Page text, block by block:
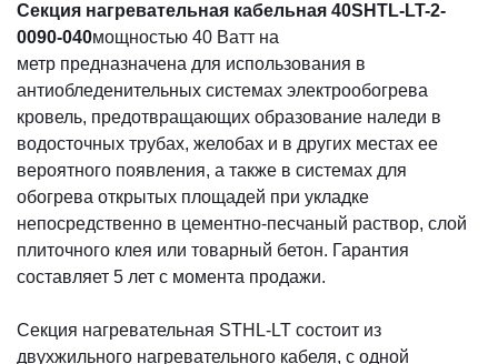
Секция нагревательная кабельная 40SHTL-LT-2-
0090-040мощностью 40 Ватт на
метр предназначена для использования в
антиобледенительных системах электрообогрева
кровель, предотвращающих образование наледи в
водосточных трубах, желобах и в других местах ее
вероятного появления, а также в системах для
обогрева открытых площадей при укладке
непосредственно в цементно-песчаный раствор, слой
плиточного клея или товарный бетон. Гарантия
составляет 5 лет с момента продажи.
Секция нагревательная STHL-LT состоит из
двухжильного нагревательного кабеля, с одной